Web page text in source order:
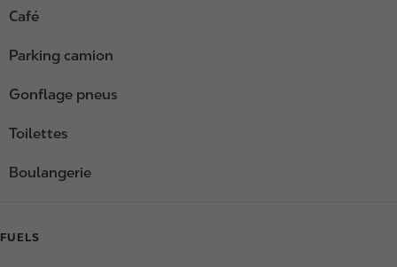
Café
Parking camion
Gonflage pneus
Toilettes
Boulangerie
FUELS